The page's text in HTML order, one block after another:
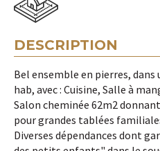
DESCRIPTION
Bel ensemble en pierres,
hab, avec : Cuisine, Salle à
Salon cheminée 62m2
pour grandes tablées
Diverses dépendances dont